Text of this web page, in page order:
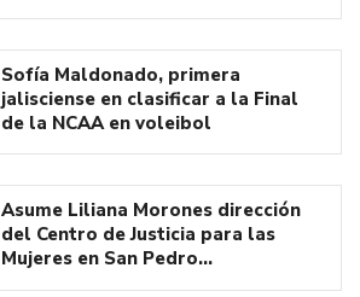
Sofía Maldonado, primera
jalisciense en clasificar a la Final
de la NCAA en voleibol
Asume Liliana Morones dirección
del Centro de Justicia para las
Mujeres en San Pedro…